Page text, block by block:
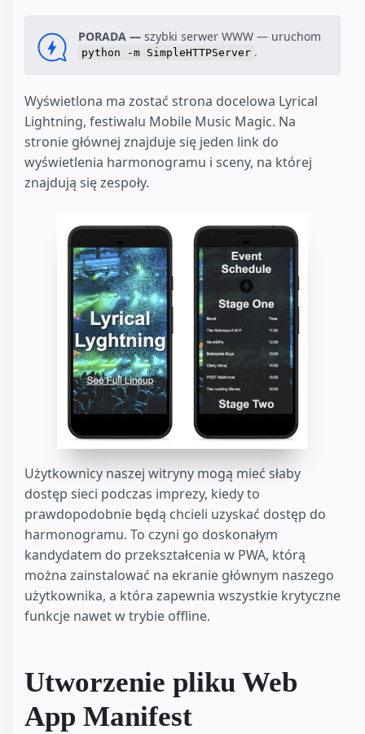
PORADA — szybki serwer WWW — uruchom
python -m SimpleHTTPServer .
Wyświetlona ma zostać strona docelowa Lyrical
Lightning, festiwalu Mobile Music Magic. Na
stronie głównej znajduje się jeden link do
wyświetlenia harmonogramu i sceny, na której
znajdują się zespoły.
Użytkownicy naszej witryny mogą mieć słaby
dostęp sieci podczas imprezy, kiedy to
prawdopodobnie będą chcieli uzyskać dostęp do
harmonogramu. To czyni go doskonałym
kandydatem do przekształcenia w PWA, którą
można zainstalować na ekranie głównym naszego
użytkownika, a która zapewnia wszystkie krytyczne
funkcje nawet w trybie offline.
Utworzenie pliku Web
App Manifest